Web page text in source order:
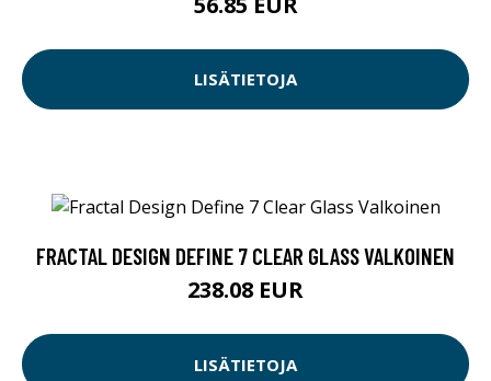
LISÄTIETOJA
FRACTAL DESIGN DEFINE 7 CLEAR GLASS VALKOINEN
238.08 EUR
LISÄTIETOJA